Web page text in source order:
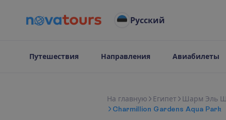
Русский
Путешествия Направления Авиабилеты
На главную Египет Шарм Эль
Charmillion Gardens Aqua Park